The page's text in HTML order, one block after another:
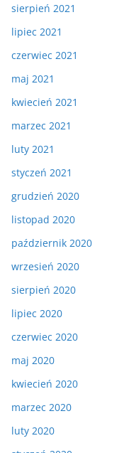
sierpień 2021
lipiec 2021
czerwiec 2021
maj 2021
kwiecień 2021
marzec 2021
luty 2021
styczeń 2021
grudzień 2020
listopad 2020
październik 2020
wrzesień 2020
sierpień 2020
lipiec 2020
czerwiec 2020
maj 2020
kwiecień 2020
marzec 2020
luty 2020